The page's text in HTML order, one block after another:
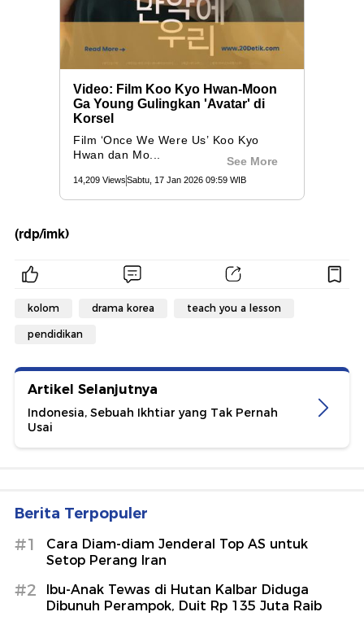
(rdp/imk)
kolom drama korea teach you a lesson
pendidikan
Artikel Selanjutnya
Indonesia, Sebuah Ikhtiar yang Tak Pernah
Usai
Berita Terpopuler
#1
Cara Diam-diam Jenderal Top AS untuk
Setop Perang Iran
#2
Ibu-Anak Tewas di Hutan Kalbar Diduga
Dibunuh Perampok, Duit Rp 135 Juta Raib